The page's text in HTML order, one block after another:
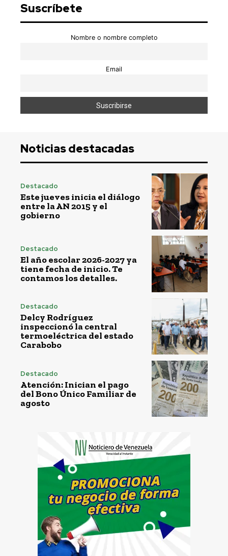
Suscríbete
Nombre o nombre completo
Email
Noticias destacadas
Destacado
Este jueves inicia el diálogo
entre la AN 2015 y el
gobierno
Destacado
El año escolar 2026-2027 ya
tiene fecha de inicio. Te
contamos los detalles.
Destacado
Delcy Rodríguez
inspeccionó la central
termoeléctrica del estado
Carabobo
Destacado
Atención: Inician el pago
del Bono Único Familiar de
agosto